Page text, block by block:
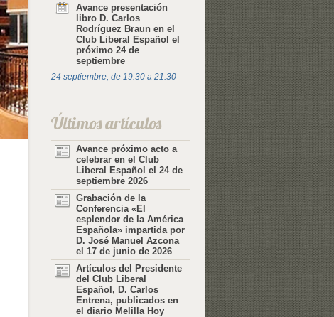
Avance presentación
libro D. Carlos
Rodríguez Braun en el
Club Liberal Español el
próximo 24 de
septiembre
24 septiembre, de 19:30a 21:30
Últimos artículos
Avance próximo acto a
celebrar en el Club
Liberal Español el 24 de
septiembre 2026
Grabación de la
Conferencia «El
esplendor de la América
Española» impartida por
D. José Manuel Azcona
el 17 de junio de 2026
Artículos del Presidente
del Club Liberal
Español, D. Carlos
Entrena, publicados en
el diario Melilla Hoy